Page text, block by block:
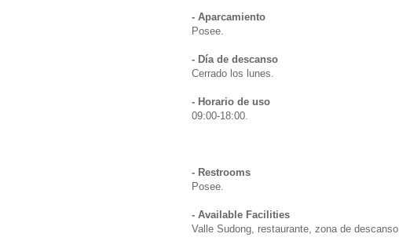
- Aparcamiento
Posee.
- Día de descanso
Cerrado los lunes.
- Horario de uso
09:00-18:00.
- Restrooms
Posee.
- Available Facilities
Valle Sudong, restaurante, zona de descanso.